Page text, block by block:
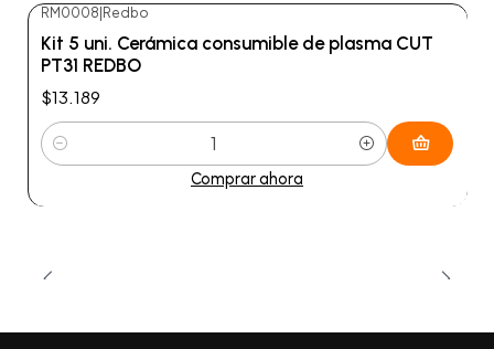
RM0008|Redbo
Kit 5 uni. Cerámica consumible de plasma CUT
PT31 REDBO
$13.189
Cantidad
Comprar ahora